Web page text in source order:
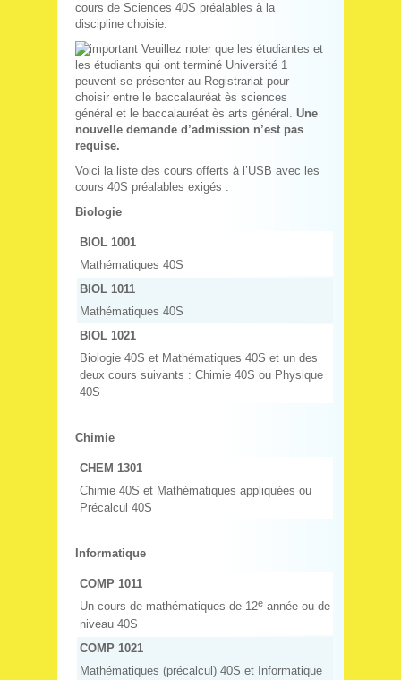
cours de Sciences 40S préalables à la
discipline choisie.
Veuillez noter que les étudiantes et
les étudiants qui ont terminé Université 1
peuvent se présenter au Registrariat pour
choisir entre le baccalauréat ès sciences
général et le baccalauréat ès arts général. Une
nouvelle demande d’admission n’est pas
requise.
Voici la liste des cours offerts à l’USB avec les
cours 40S préalables exigés :
Biologie
BIOL 1001
Mathématiques 40S
BIOL 1011
Mathématiques 40S
BIOL 1021
Biologie 40S et Mathématiques 40S et un des
deux cours suivants : Chimie 40S ou Physique
40S
Chimie
CHEM 1301
Chimie 40S et Mathématiques appliquées ou
Précalcul 40S
Informatique
COMP 1011
Un cours de mathématiques de 12e année ou de
niveau 40S
COMP 1021
Mathématiques (précalcul) 40S et Informatique